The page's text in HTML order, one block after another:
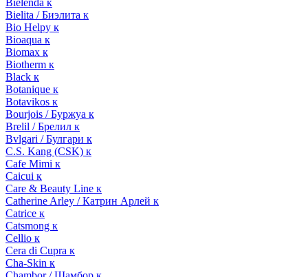
Bielenda к
Bielita / Биэлита к
Bio Helpy к
Bioaqua к
Biomax к
Biotherm к
Black к
Botanique к
Botavikos к
Bourjois / Буржуа к
Brelil / Брелил к
Bvlgari / Булгари к
C.S. Kang (CSK) к
Cafe Mimi к
Caicui к
Care & Beauty Line к
Catherine Arley / Катрин Арлей к
Catrice к
Catsmong к
Cellio к
Cera di Cupra к
Cha-Skin к